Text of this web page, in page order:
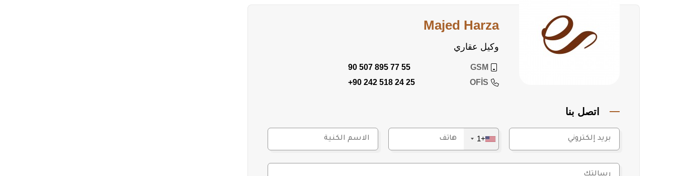
مسبح أطفال
حمّام تركي
كراج/مرآب داخلي
جلسات/مظلات (كامليا)
شواء ومنطقة شواء
غرفة سينما
مناطق استراحة
Majed Harza
وكيل عقاري
GSM
90 507 895 77 55
OFİS
+90 242 518 24 25
اتصل بنا
+1